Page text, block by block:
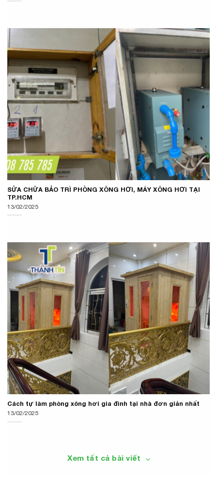
SỬA CHỮA BẢO TRÌ PHÒNG XÔNG HƠI, MÁY XÔNG HƠI TẠI
TP.HCM
13/02/2025
Cách tự làm phòng xông hơi gia đình tại nhà đơn giản nhất
13/02/2025
Xem tất cả bài viết